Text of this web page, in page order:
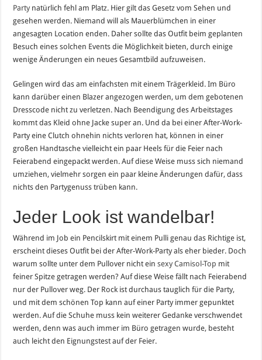
Partynatürlich fehl am Platz. Hier gilt das Gesetz vom Sehen und
gesehen werden. Niemand will als Mauerblümchen in einer
angesagten Location enden. Daher sollte das Outfit beim geplanten
Besuch eines solchen Events die Möglichkeit bieten, durch einige
wenige Änderungen ein neues Gesamtbild aufzuweisen.
Gelingen wird das am einfachsten mit einem Trägerkleid. Im Büro
kann darüber einen Blazer angezogen werden, um dem gebotenen
Dresscode nicht zu verletzen. Nach Beendigung des Arbeitstages
kommt das Kleid ohne Jacke super an. Und da bei einer After-Work-
Party eine Clutch ohnehin nichts verloren hat, können in einer
großen Handtasche vielleicht ein paar Heels für die Feier nach
Feierabend eingepackt werden. Auf diese Weise muss sich niemand
umziehen, vielmehr sorgen ein paar kleine Änderungen dafür, dass
nichts den Partygenuss trüben kann.
Jeder Look ist wandelbar!
Während im Job ein Pencilskirt mit einem Pulli genau das Richtige ist,
erscheint dieses Outfit bei der After-Work-Party als eher bieder. Doch
warum sollte unter dem Pullover nicht einsexy Camisol-Top mit
feiner Spitze getragen werden? Auf diese Weise fällt nach Feierabend
nur der Pullover weg. Der Rock ist durchaus tauglich für die Party,
und mit dem schönen Top kann auf einer Party immer gepunktet
werden. Auf die Schuhe muss kein weiterer Gedanke verschwendet
werden, denn was auch immer im Büro getragen wurde, besteht
auch leicht den Eignungstest auf der Feier.